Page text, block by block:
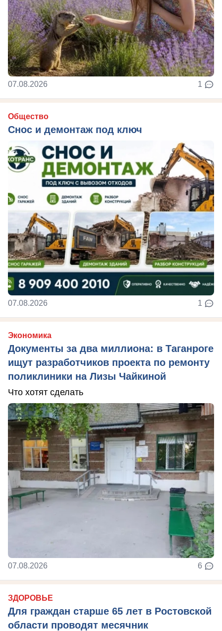
07.08.2026 1
Общество
Снос и демонтаж под ключ
07.08.2026 1
Экономика
Документы за два миллиона: в Таганроге
ищут разработчиков проекта по ремонту
поликлиники на Лизы Чайкиной
Что хотят сделать
07.08.2026 6
ЗДОРОВЬЕ
Для граждан старше 65 лет в Ростовской
области проводят месячник